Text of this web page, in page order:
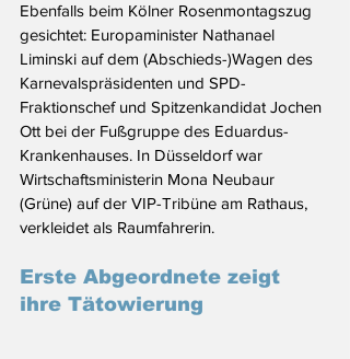
Ebenfalls beim Kölner Rosenmontagszug
gesichtet: Europaminister Nathanael
Liminski auf dem (Abschieds-)Wagen des
Karnevalspräsidenten und SPD-
Fraktionschef und Spitzenkandidat Jochen
Ott bei der Fußgruppe des Eduardus-
Krankenhauses. In Düsseldorf war
Wirtschaftsministerin Mona Neubaur
(Grüne) auf der VIP-Tribüne am Rathaus,
verkleidet als Raumfahrerin.
Erste Abgeordnete zeigt
ihre Tätowierung